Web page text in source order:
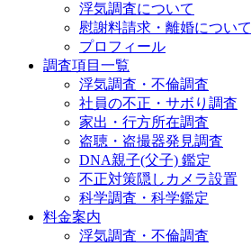
浮気調査について
慰謝料請求・離婚について
プロフィール
調査項目一覧
浮気調査・不倫調査
社員の不正・サボり調査
家出・行方所在調査
盗聴・盗撮器発見調査
DNA親子(父子) 鑑定
不正対策隠しカメラ設置
科学調査・科学鑑定
料金案内
浮気調査・不倫調査